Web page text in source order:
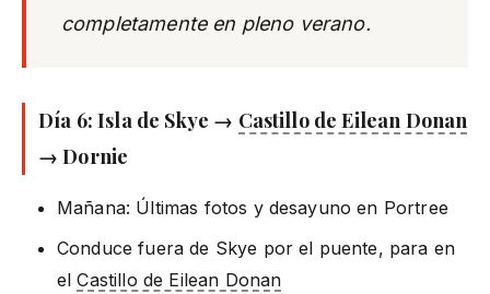
completamente en pleno verano.
Día 6: Isla de Skye → Castillo de Eilean Donan
→ Dornie
Mañana: Últimas fotos y desayuno en Portree
Conduce fuera de Skye por el puente, para en
elCastillo de Eilean Donan